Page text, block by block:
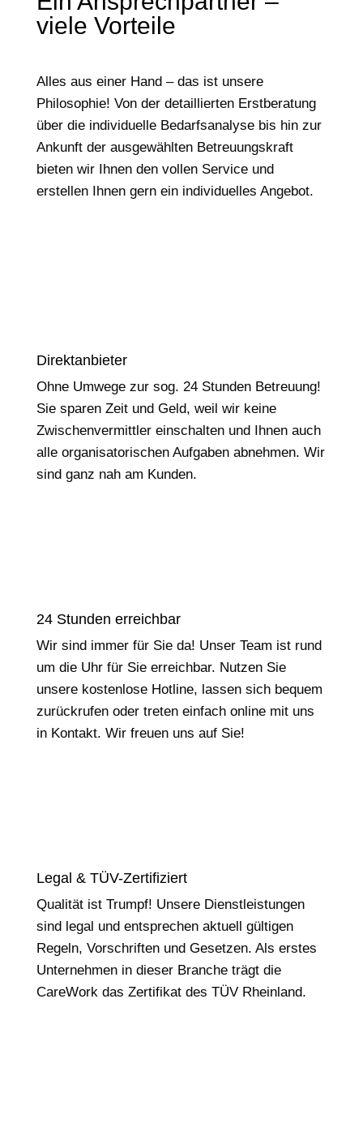
viele Vorteile
Alles aus einer Hand – das ist unsere
Philosophie! Von der detaillierten Erstberatung
über die individuelle Bedarfsanalyse bis hin zur
Ankunft der ausgewählten Betreuungskraft
bieten wir Ihnen den vollen Service und
erstellen Ihnen gern ein individuelles Angebot.
Direktanbieter
Ohne Umwege zur sog. 24 Stunden Betreuung!
Sie sparen Zeit und Geld, weil wir keine
Zwischenvermittler einschalten und Ihnen auch
alle organisatorischen Aufgaben abnehmen. Wir
sind ganz nah am Kunden.
24 Stunden erreichbar
Wir sind immer für Sie da! Unser Team ist rund
um die Uhr für Sie erreichbar. Nutzen Sie
unsere kostenlose Hotline, lassen sich bequem
zurückrufen oder treten einfach online mit uns
in Kontakt. Wir freuen uns auf Sie!
Legal & TÜV-Zertifiziert
Qualität ist Trumpf! Unsere Dienstleistungen
sind legal und entsprechen aktuell gültigen
Regeln, Vorschriften und Gesetzen. Als erstes
Unternehmen in dieser Branche trägt die
CareWork das Zertifikat des TÜV Rheinland.